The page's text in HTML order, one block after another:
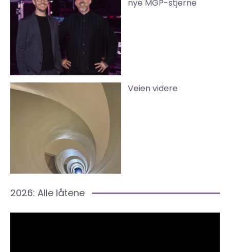
nye MGP-stjerne
Veien videre
2026: Alle låtene